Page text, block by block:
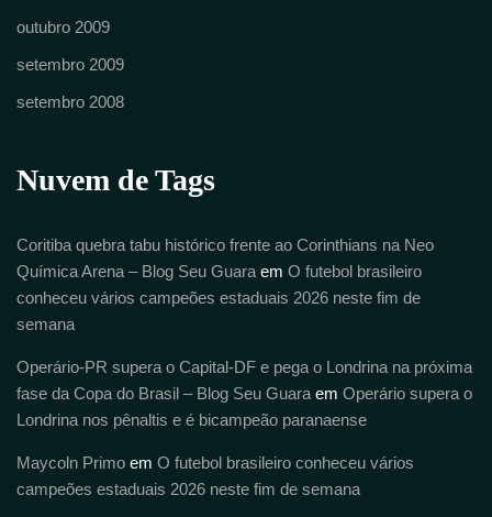
outubro 2009
setembro 2009
setembro 2008
Nuvem de Tags
Coritiba quebra tabu histórico frente ao Corinthians na Neo
Química Arena – Blog Seu Guara em O futebol brasileiro
conheceu vários campeões estaduais 2026 neste fim de
semana
Operário-PR supera o Capital-DF e pega o Londrina na próxima
fase da Copa do Brasil – Blog Seu Guara em Operário supera o
Londrina nos pênaltis e é bicampeão paranaense
Maycoln Primo em O futebol brasileiro conheceu vários
campeões estaduais 2026 neste fim de semana